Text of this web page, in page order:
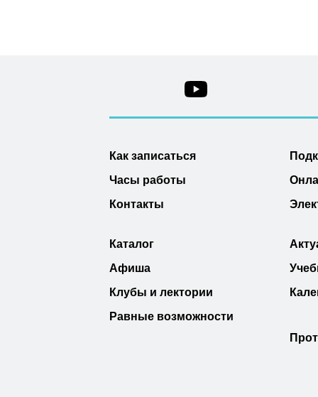
Как записаться
Часы работы
Контакты
Каталог
Афиша
Клубы и лектории
Равные возможности